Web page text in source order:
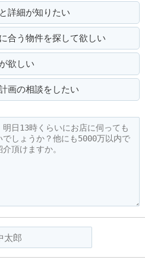
詳細が知りたい
合う物件を探して欲しい
欲しい
画の相談をしたい